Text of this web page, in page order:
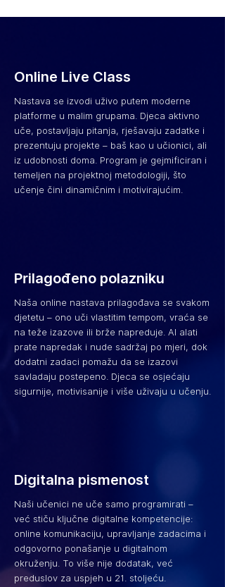
Online Live Class
Nastava se izvodi uživo putem moderne
platforme u malim grupama. Djeca aktivno
uče, postavljaju pitanja, rješavaju zadatke i
prezentuju projekte – baš kao u učionici, ali
iz udobnosti doma. Program je gejmificiran i
temeljen na projektnoj metodologiji, što
učenje čini dinamičnim i motivirajućim.
Prilagođeno polazniku
Naša online nastava prilagođava se svakom
djetetu – ono uči vlastitim tempom, vraća se
na teže izazove ili brže napreduje. AI alati
prate napredak i nude sadržaj po mjeri, dok
dodatni zadaci pomažu da se izazovi
savladaju postepeno. Djeca se osjećaju
sigurnije, motivisanije i više uživaju u učenju.
Digitalna pismenost
Naši učenici ne uče samo programirati –
već stiču ključne digitalne kompetencije:
online komunikaciju, upravljanje zadacima i
odgovorno ponašanje u digitalnom
okruženju. To više nije dodatak, već
preduslov za uspjeh u 21. stoljeću.